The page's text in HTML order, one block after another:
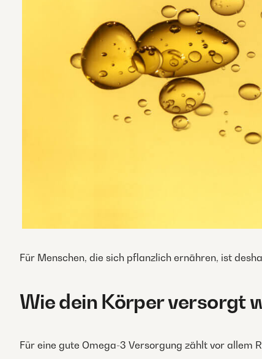
Für Menschen, die sich pflanzlich ernähren, ist
Wie dein Körper versorgt
Für eine gute Omega-3 Versorgung zählt vor allem